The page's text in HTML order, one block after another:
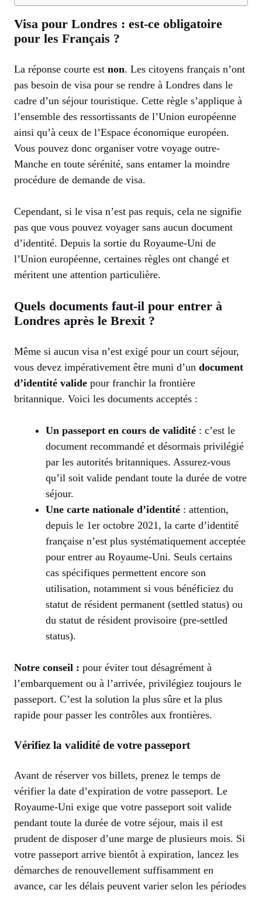
Visa pour Londres : est-ce obligatoire
pour les Français ?
La réponse courte est non. Les citoyens français n’ont
pas besoin de visa pour se rendre à Londres dans le
cadre d’un séjour touristique. Cette règle s’applique à
l’ensemble des ressortissants de l’Union européenne
ainsi qu’à ceux de l’Espace économique européen.
Vous pouvez donc organiser votre voyage outre-
Manche en toute sérénité, sans entamer la moindre
procédure de demande de visa.
Cependant, si le visa n’est pas requis, cela ne signifie
pas que vous pouvez voyager sans aucun document
d’identité. Depuis la sortie du Royaume-Uni de
l’Union européenne, certaines règles ont changé et
méritent une attention particulière.
Quels documents faut-il pour entrer à
Londres après le Brexit ?
Même si aucun visa n’est exigé pour un court séjour,
vous devez impérativement être muni d’un document
d’identité valide pour franchir la frontière
britannique. Voici les documents acceptés :
Un passeport en cours de validité : c’est le
document recommandé et désormais privilégié
par les autorités britanniques. Assurez-vous
qu’il soit valide pendant toute la durée de votre
séjour.
Une carte nationale d’identité : attention,
depuis le 1er octobre 2021, la carte d’identité
française n’est plus systématiquement acceptée
pour entrer au Royaume-Uni. Seuls certains
cas spécifiques permettent encore son
utilisation, notamment si vous bénéficiez du
statut de résident permanent (settled status) ou
du statut de résident provisoire (pre-settled
status).
Notre conseil : pour éviter tout désagrément à
l’embarquement ou à l’arrivée, privilégiez toujours le
passeport. C’est la solution la plus sûre et la plus
rapide pour passer les contrôles aux frontières.
Vérifiez la validité de votre passeport
Avant de réserver vos billets, prenez le temps de
vérifier la date d’expiration de votre passeport. Le
Royaume-Uni exige que votre passeport soit valide
pendant toute la durée de votre séjour, mais il est
prudent de disposer d’une marge de plusieurs mois. Si
votre passeport arrive bientôt à expiration, lancez les
démarches de renouvellement suffisamment en
avance, car les délais peuvent varier selon les périodes